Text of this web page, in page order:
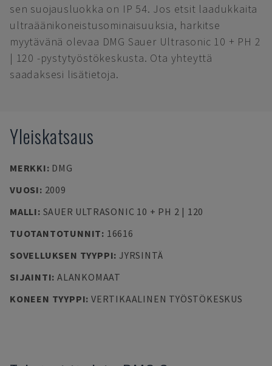
sen suojausluokka on IP 54. Jos etsit laadukkaita
ultraäänikoneistusominaisuuksia, harkitse
myytävänä olevaa DMG Sauer Ultrasonic 10 + PH 2
| 120 -pystytyöstökeskusta. Ota yhteyttä
saadaksesi lisätietoja.
Yleiskatsaus
MERKKI: DMG
VUOSI: 2009
MALLI: SAUER ULTRASONIC 10 + PH 2 | 120
TUOTANTOTUNNIT: 16616
SOVELLUKSEN TYYPPI: JYRSINTÄ
SIJAINTI: ALANKOMAAT
KONEEN TYYPPI: VERTIKAALINEN TYÖSTÖKESKUS